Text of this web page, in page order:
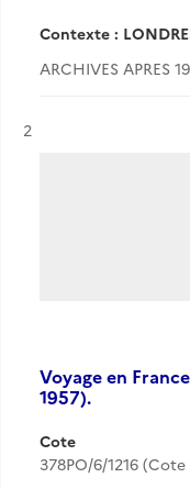
Contexte :
ARCHIVES APRES
Résultat n°
2
Voyage en
1957).
Cote
378PO/6/1216